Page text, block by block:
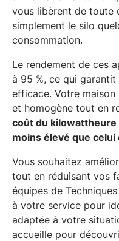
vous libèrent de toute
simplement le silo
consommation.
Le rendement de ces
à 95 %, ce qui
efficace. Votre
et homogène tout en
coût du
moins élevé que
Vous souhaitez
tout en réduisant vos
équipes de
à votre service pour
adaptée à votre
accueille pour